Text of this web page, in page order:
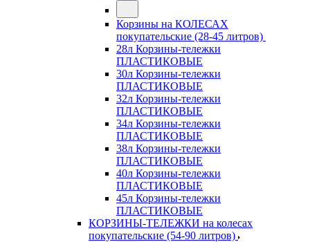
Корзины на КОЛЕСАХ
покупательские (28-45 литров)
28л Корзины-тележки
ПЛАСТИКОВЫЕ
30л Корзины-тележки
ПЛАСТИКОВЫЕ
32л Корзины-тележки
ПЛАСТИКОВЫЕ
34л Корзины-тележки
ПЛАСТИКОВЫЕ
38л Корзины-тележки
ПЛАСТИКОВЫЕ
40л Корзины-тележки
ПЛАСТИКОВЫЕ
45л Корзины-тележки
ПЛАСТИКОВЫЕ
КОРЗИНЫ-ТЕЛЕЖКИ на колесах
покупательские (54-90 литров)